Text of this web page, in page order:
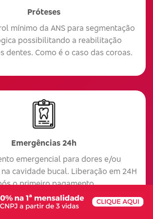
Próteses
mínimo da ANS para segmentação
possibilitando a reabilitação
dentes. Como é o caso das coroas.
Emergências 24h
emergencial para dores e/ou
cavidade bucal. Liberação em 24H
o primeiro pagamento.